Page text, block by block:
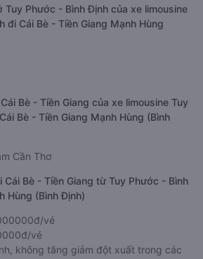
Tuy Phước - Bình Định của xe limousine
đi Cái Bè - Tiền Giang Mạnh Hùng
Bè - Tiền Giang của xe limousine Tuy
Bè - Tiền Giang Mạnh Hùng (Bình
Cần Thơ
Cái Bè - Tiền Giang từ Tuy Phước - Bình
Hùng (Bình Định)
vé
vé
không tăng giảm đột xuất trong các